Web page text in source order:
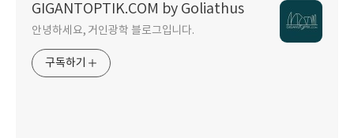
GIGANTOPTIK.COM by Goliathus
안녕하세요, 거인광학 블로그입니다.
구독하기